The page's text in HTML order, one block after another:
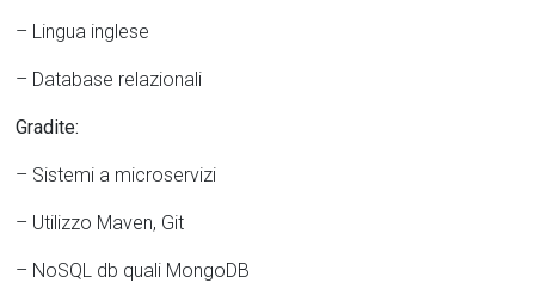
– Lingua inglese
– Database relazionali
Gradite:
– Sistemi a microservizi
– Utilizzo Maven, Git
– NoSQL db quali MongoDB